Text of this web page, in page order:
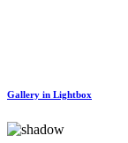
Gallery in Lightbox